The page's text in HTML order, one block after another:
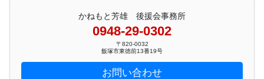
かねもと芳雄 後援会事務所
0948-29-0302
〒820-0032
飯塚市東徳前13番19号
お問い合わせ